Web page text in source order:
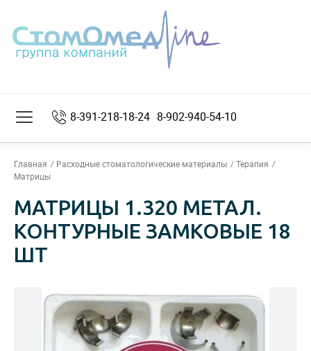
8-391-218-18-24 8-902-940-54-10
Главная Расходные стоматологические материалы
Терапия
Матрицы
МАТРИЦЫ 1.320 МЕТАЛ.
КОНТУРНЫЕ ЗАМКОВЫЕ 18
ШТ